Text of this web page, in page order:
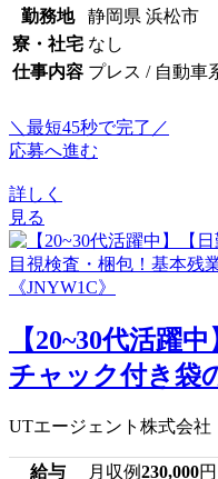
勤務地
静岡県 浜松市
寮・社宅 なし
仕事内容 プレス / 自動車
＼最短45秒で完了／
応募へ進む
詳しく
見る
【20~30代活躍
チャック付き袋
UTエージェント株式会社
給与 月収例230,000円